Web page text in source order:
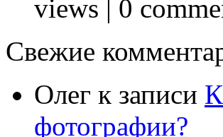
views | 0
Свежие
Олег к записи
фотографии?